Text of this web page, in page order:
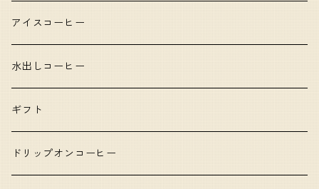
アイスコーヒー
水出しコーヒー
ギフト
ドリップオンコーヒー